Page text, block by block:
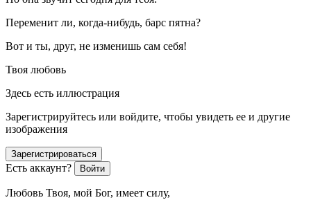
Переменит ли, когда-нибудь, барс пятна?
Вот и ты, друг, не изменишь сам себя!
Твоя любовь
Здесь есть иллюстрация
Зарегистрируйтесь или войдите, чтобы увидеть ее и другие
изображения
Зарегистрироваться
Есть аккаунт? Войти
Любовь Твоя, мой Бог, имеет силу,